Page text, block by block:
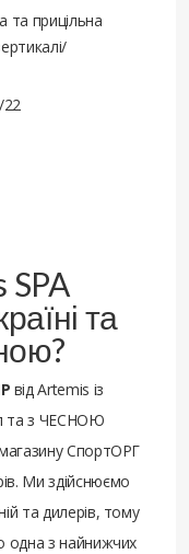
та прицільна
22
SPA
та
від Artemis із
та з ЧЕСНОЮ
СпортОРГ
Ми здійснюємо
та дилерів, тому
одна з найнижчих